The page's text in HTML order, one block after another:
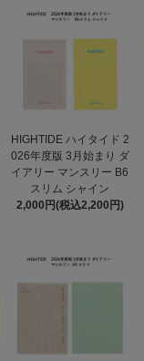
HIGHTIDE ハイタイド 2
026年度版 3月始まり ダ
イアリー マンスリー B6
スリム シャイン
2,000円(税込2,200円)